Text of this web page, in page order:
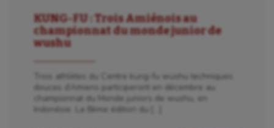
KUNG-FU : Trois Amiénois au
championnat du monde junior de
wushu
Trois athlètes du Centre kung-fu wushu techniques
douces d’Amiens participeront en décembre au
championnat du Monde juniors de wushu, en
Indonésie. La 8ème édition du […]